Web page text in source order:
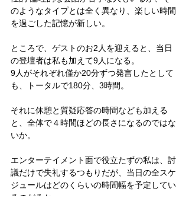
のようなタイプとは全く異なり、楽しい時間
を過ごした記憶が新しい。
ところで、ゲストのお2人を迎えると、当日
の登壇者は私も加えて9人になる。
9人がそれぞれ僅か20分ずつ発言したとして
も、トータルで180分、3時間。
それに休憩と質疑応答の時間なども加える
と、全体で４時間ほどの長さになるのではな
いか。
エンターテイメント面で役立たずの私は、討
議だけで失礼するつもりだが、当日の全スケ
ジュールはどのくらいの時間幅を予定してい
るのだろか。